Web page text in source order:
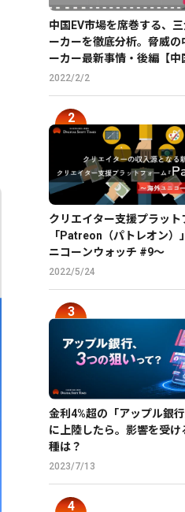
中国EV市場を席巻する、
ーカーを徹底分析。脅威の
ーカー最新事情・後編【中
企業最前線】
2022/2/2
クリエイター支援プラット
「Patreon（パトレオン）
ニコーンウォッチ #9〜
2022/5/24
金利4%超の「アップル銀
に上陸したら。影響を受け
種は？
2023/7/13